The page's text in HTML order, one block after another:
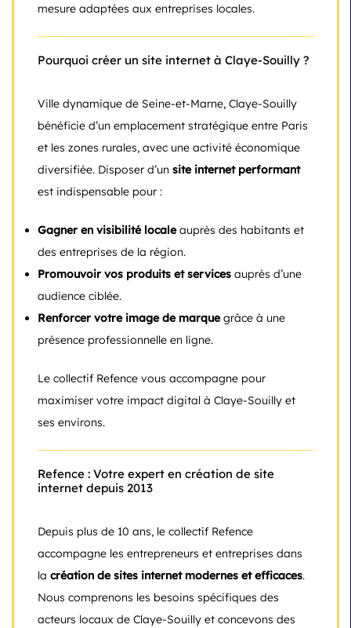
mesure adaptées aux entreprises locales.
Pourquoi créer un site internet à Claye-Souilly ?
Ville dynamique de Seine-et-Marne, Claye-Souilly
bénéficie d’un emplacement stratégique entre Paris
et les zones rurales, avec une activité économique
diversifiée. Disposer d’un site internet performant
est indispensable pour :
Gagner en visibilité localeauprès des habitants et
des entreprises de la région.
Promouvoir vos produits et services auprès d’une
audience ciblée.
Renforcer votre image de marquegrâce à une
présence professionnelle en ligne.
Le collectif Refence vous accompagne pour
maximiser votre impact digital à Claye-Souilly et
ses environs.
Refence : Votre expert en création de site
internet depuis 2013
Depuis plus de 10 ans, le collectif Refence
accompagne les entrepreneurs et entreprises dans
la création de sites internet modernes et efficaces.
Nous comprenons les besoins spécifiques des
acteurs locaux de Claye-Souilly et concevons des